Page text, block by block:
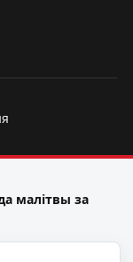
малітвы за